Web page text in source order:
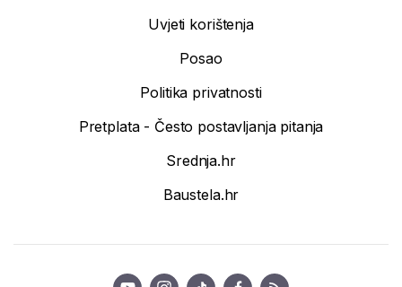
Uvjeti korištenja
Posao
Politika privatnosti
Pretplata - Često postavljanja pitanja
Srednja.hr
Baustela.hr